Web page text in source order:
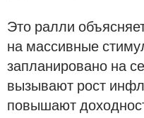
Это ралли
на массивные
запланировано на
вызывают рост
повышают